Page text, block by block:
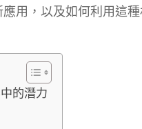
用，以及如何利用這
的潛力